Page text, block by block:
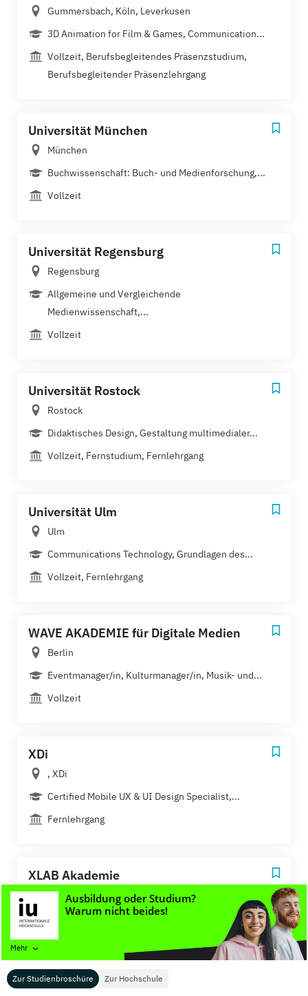
Zur Studienbroschüre Zur Hochschule
Mehr
Gummersbach, Köln, Leverkusen
3D Animation for Film & Games, Communication...
Vollzeit, Berufsbegleitendes Präsenzstudium,
Berufsbegleitender Präsenzlehrgang
Universität München
München
Buchwissenschaft: Buch- und Medienforschung,...
Vollzeit
Universität Regensburg
Regensburg
Allgemeine und Vergleichende
Medienwissenschaft,...
Vollzeit
Universität Rostock
Rostock
Didaktisches Design, Gestaltung multimedialer...
Vollzeit, Fernstudium, Fernlehrgang
Universität Ulm
Ulm
Communications Technology, Grundlagen des...
Vollzeit, Fernlehrgang
WAVE AKADEMIE für Digitale Medien
Berlin
Eventmanager/in, Kulturmanager/in, Musik- und...
Vollzeit
XDi
, XDi
Certified Mobile UX & UI Design Specialist,...
Fernlehrgang
XLAB Akademie
Fotografie
Fernlehrgang
ZUSAK - Konrad Zuse Akademie